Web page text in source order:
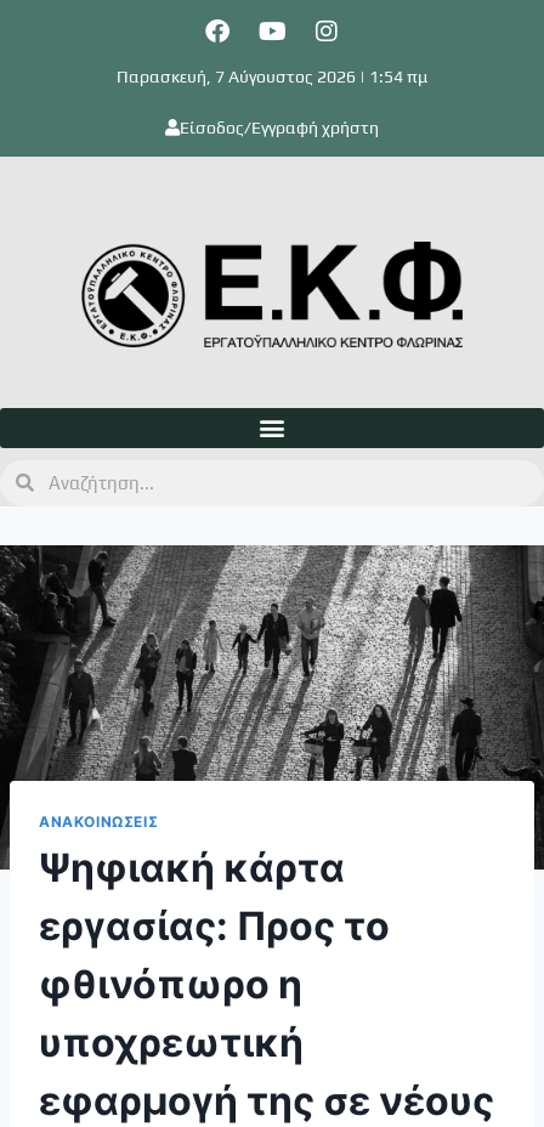
Παρασκευή, 7 Αύγουστος 2026 | 1:54 πμ
Είσοδος/Εγγραφή χρήστη
ΑΝΑΚΟΙΝΩΣΕΙΣ
Ψηφιακή κάρτα
εργασίας: Προς το
φθινόπωρο η
υποχρεωτική
εφαρμογή της σε νέους